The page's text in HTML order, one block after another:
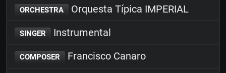
ORCHESTRA Orquesta Típica IMPERIAL
SINGER Instrumental
COMPOSER Francisco Canaro